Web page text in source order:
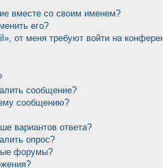
вместе со своим именем?
его?
от меня требуют войти на
сообщение?
сообщению?
вариантов ответа?
опрос?
форумы?